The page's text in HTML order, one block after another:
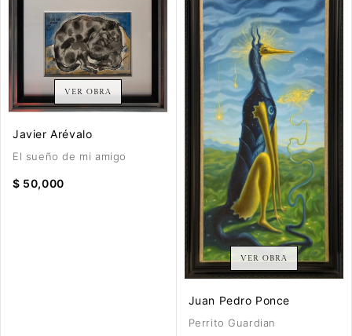
VER OBRA
Javier Arévalo
El sueño de mi amigo
$ 50,000
VER OBRA
Juan Pedro Ponce
Perrito Guardian